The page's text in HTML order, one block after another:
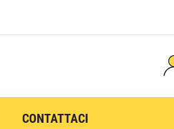
CONTATTACI